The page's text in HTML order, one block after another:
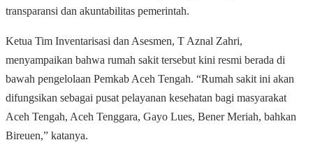
transparansi dan akuntabilitas pemerintah.
Ketua Tim Inventarisasi dan Asesmen, T Aznal Zahri,
menyampaikan bahwa rumah sakit tersebut kini resmi berada di
bawah pengelolaan Pemkab Aceh Tengah. “Rumah sakit ini akan
difungsikan sebagai pusat pelayanan kesehatan bagi masyarakat
Aceh Tengah, Aceh Tenggara, Gayo Lues, Bener Meriah, bahkan
Bireuen,” katanya.